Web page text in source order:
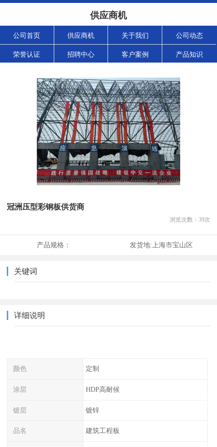
供应商机
公司首页 供应商机 关于我们 公司动态
荣誉认证 招聘中心 客户案例 产品知识
冠洲压型彩钢板供货商
浏览次数： 39次
产品规格： 发货地: 上海市宝山区
关键词
详细说明
颜色 定制
涂层 HDP高耐候
镀层 镀锌
品名 建筑工程板